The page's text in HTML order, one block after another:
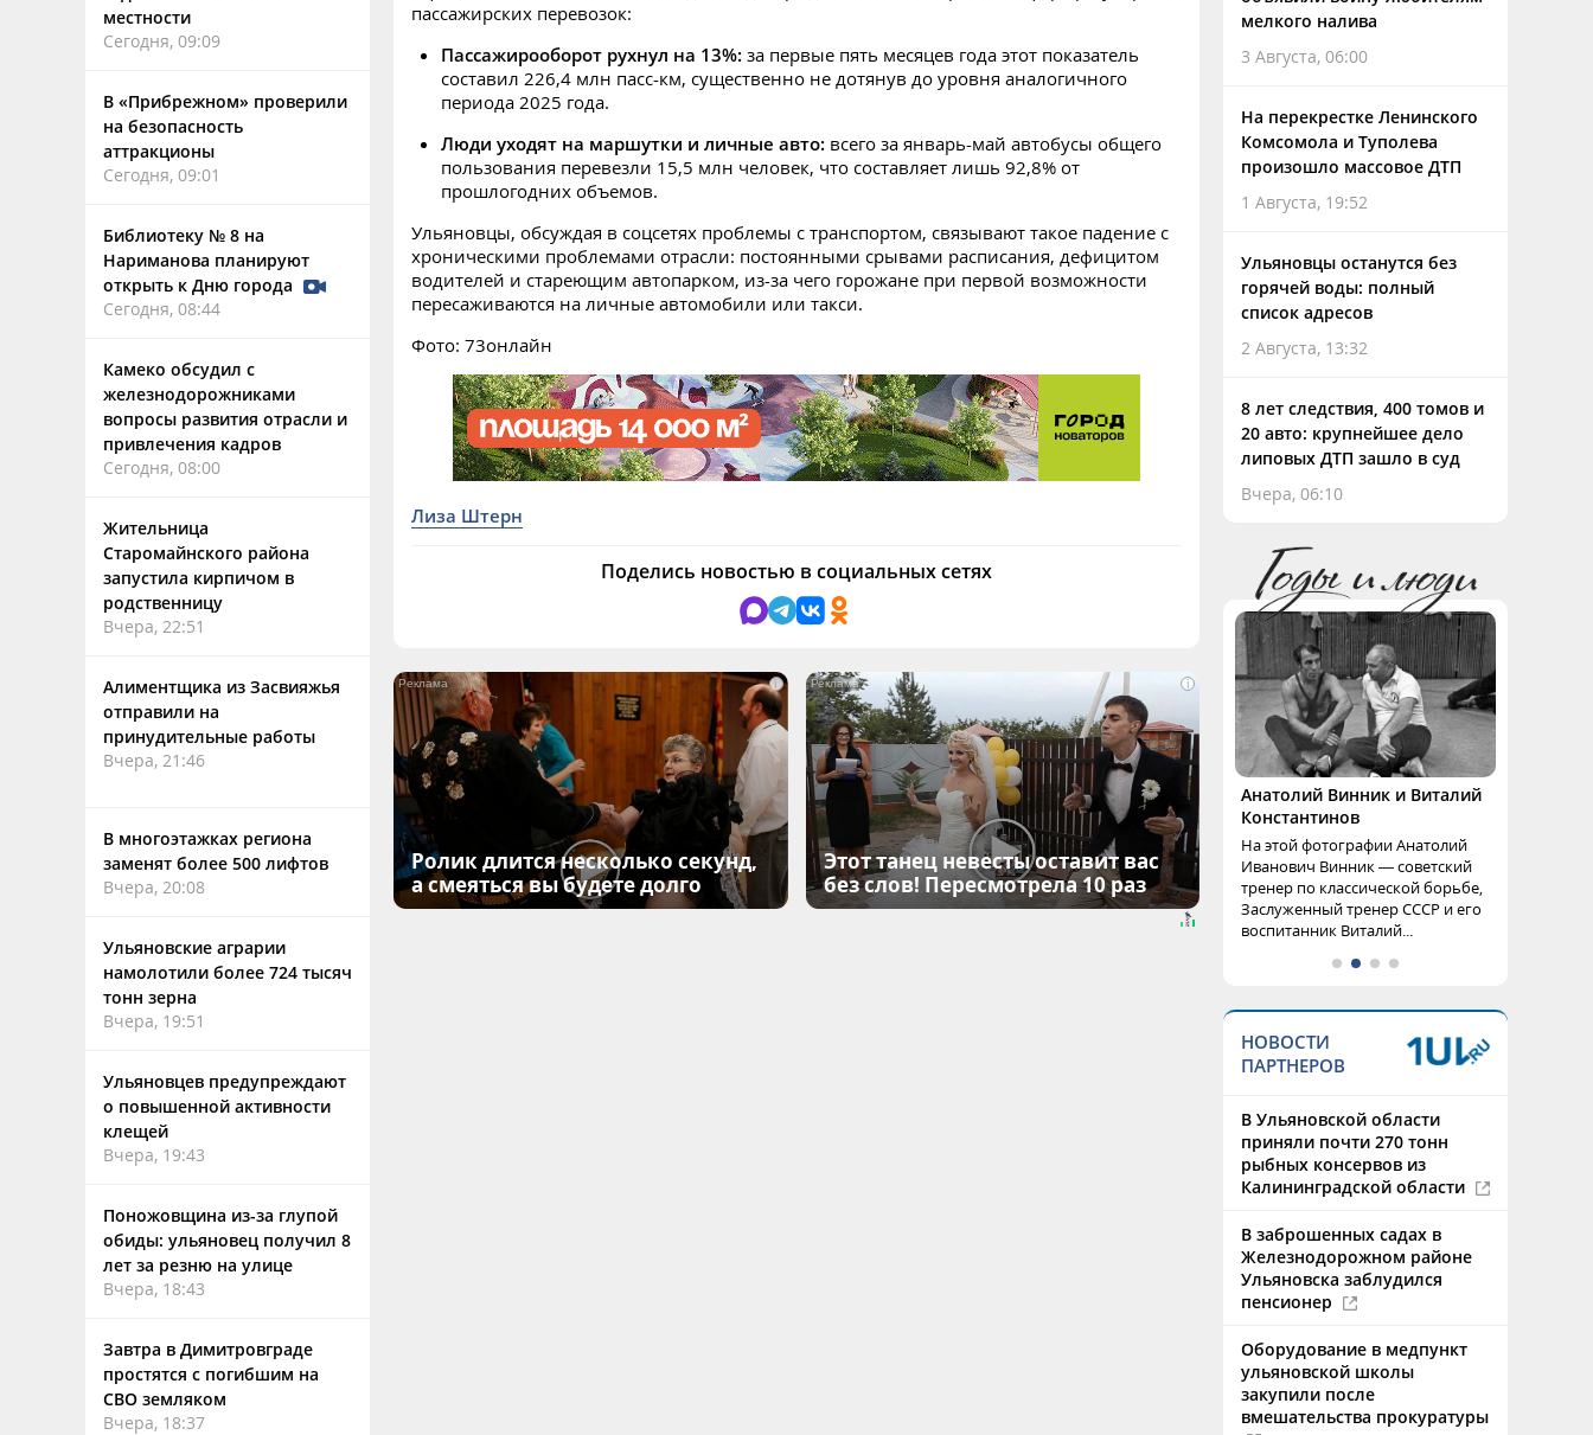
местности
Сегодня, 09:09
В «Прибрежном» проверили
на безопасность
аттракционы
Сегодня, 09:01
Библиотеку № 8 на
Нариманова планируют
открыть к Дню города
Сегодня, 08:44
Камеко обсудил с
железнодорожниками
вопросы развития отрасли и
привлечения кадров
Сегодня, 08:00
Жительница
Старомайнского района
запустила кирпичом в
родственницу
Вчера, 22:51
Алиментщика из Засвияжья
отправили на
принудительные работы
Вчера, 21:46
В многоэтажках региона
заменят более 500 лифтов
Вчера, 20:08
Ульяновские аграрии
намолотили более 724 тысяч
тонн зерна
Вчера, 19:51
Ульяновцев предупреждают
о повышенной активности
клещей
Вчера, 19:43
Поножовщина из-за глупой
обиды: ульяновец получил 8
лет за резню на улице
Вчера, 18:43
Завтра в Димитровграде
простятся с погибшим на
СВО земляком
Вчера, 18:37
пассажирских перевозок:
Пассажирооборот рухнул на 13%: за первые пять месяцев года этот показатель
составил 226,4 млн пасс-км, существенно не дотянув до уровня аналогичного
периода 2025 года.
Люди уходят на маршутки и личные авто: всего за январь-май автобусы общего
пользования перевезли 15,5 млн человек, что составляет лишь 92,8% от
прошлогодних объемов.
Ульяновцы, обсуждая в соцсетях проблемы с транспортом, связывают такое падение с
хроническими проблемами отрасли: постоянными срывами расписания, дефицитом
водителей и стареющим автопарком, из-за чего горожане при первой возможности
пересаживаются на личные автомобили или такси.
Фото: 73онлайн
Лиза Штерн
Поделись новостью в социальных сетях
i
Ролик длится несколько секунд,
а смеяться вы будете долго
i
Этот танец невесты оставит вас
без слов! Пересмотрела 10 раз
мелкого налива
3 Августа, 06:00
На перекрестке Ленинского
Комсомола и Туполева
произошло массовое ДТП
1 Августа, 19:52
Ульяновцы останутся без
горячей воды: полный
список адресов
2 Августа, 13:32
8 лет следствия, 400 томов и
20 авто: крупнейшее дело
липовых ДТП зашло в суд
Вчера, 06:10
Анатолий Винник и Виталий
Константинов
На этой фотографии Анатолий
Иванович Винник — советский
тренер по классической борьбе,
Заслуженный тренер СССР и его
воспитанник Виталий...
НОВОСТИ
ПАРТНЕРОВ
В Ульяновской области
приняли почти 270 тонн
рыбных консервов из
Калининградской области
В заброшенных садах в
Железнодорожном районе
Ульяновска заблудился
пенсионер
Оборудование в медпункт
ульяновской школы
закупили после
вмешательства прокуратуры